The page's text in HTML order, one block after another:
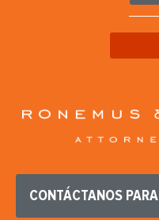
CONTÁCTANOS